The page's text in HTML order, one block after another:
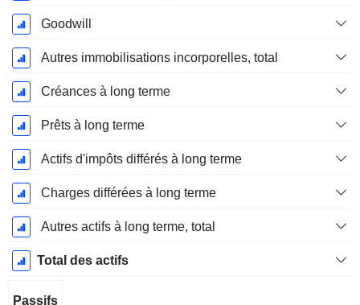
Goodwill
Autres immobilisations incorporelles, total
Créances à long terme
Prêts à long terme
Actifs d'impôts différés à long terme
Charges différées à long terme
Autres actifs à long terme, total
Total des actifs
Passifs